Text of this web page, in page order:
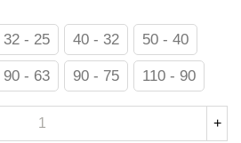
32 - 25 40 - 32 50 - 40
90 - 63 90 - 75 110 - 90
+